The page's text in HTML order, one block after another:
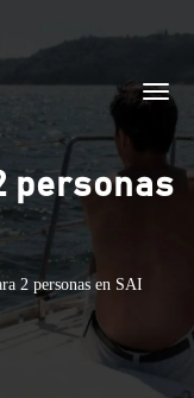
personas
2 personas en SAI